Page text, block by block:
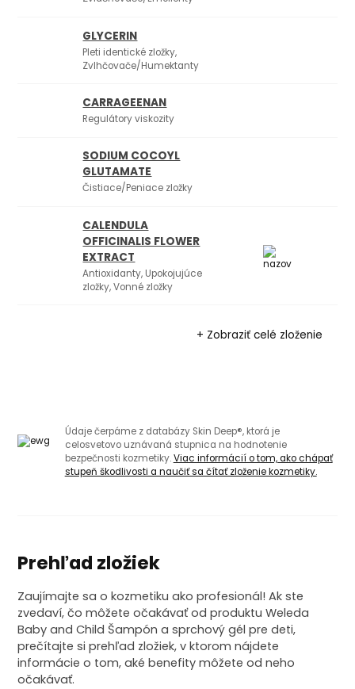
GLYCERIN
Pleti identické zložky,
Zvlhčovače/Humektanty
CARRAGEENAN
Regulátory viskozity
SODIUM COCOYL
GLUTAMATE
Čistiace/Peniace zložky
CALENDULA
OFFICINALIS FLOWER
EXTRACT
Antioxidanty, Upokojujúce
zložky, Vonné zložky
+ Zobraziť celé zloženie
Údaje čerpáme z databázy Skin Deep®, ktorá je
celosvetovo uznávaná stupnica na hodnotenie
bezpečnosti kozmetiky.Viac informácií o tom, ako chápať
stupeň škodlivosti a naučiť sa čítať zloženie kozmetiky.
Prehľad zložiek
Zaujímajte sa o kozmetiku ako profesionál! Ak ste
zvedaví, čo môžete očakávať od produktu Weleda
Baby and Child Šampón a sprchový gél pre deti,
prečítajte si prehľad zložiek, v ktorom nájdete
informácie o tom, aké benefity môžete od neho
očakávať.